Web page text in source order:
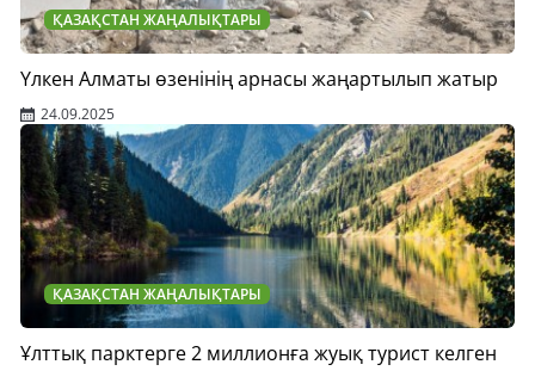
ҚАЗАҚСТАН ЖАҢАЛЫҚТАРЫ
Үлкен Алматы өзенінің арнасы жаңартылып жатыр
24.09.2025
ҚАЗАҚСТАН ЖАҢАЛЫҚТАРЫ
Ұлттық парктерге 2 миллионға жуық турист келген